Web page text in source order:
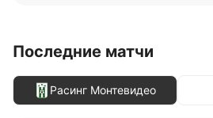
Последние матчи
Расинг Монтевидео